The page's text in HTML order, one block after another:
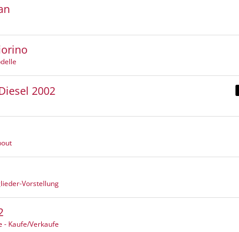
2002
Vorstellung
- Kaufe/Verkaufe